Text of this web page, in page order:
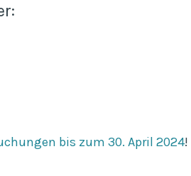
bis zum 30. April 2024!